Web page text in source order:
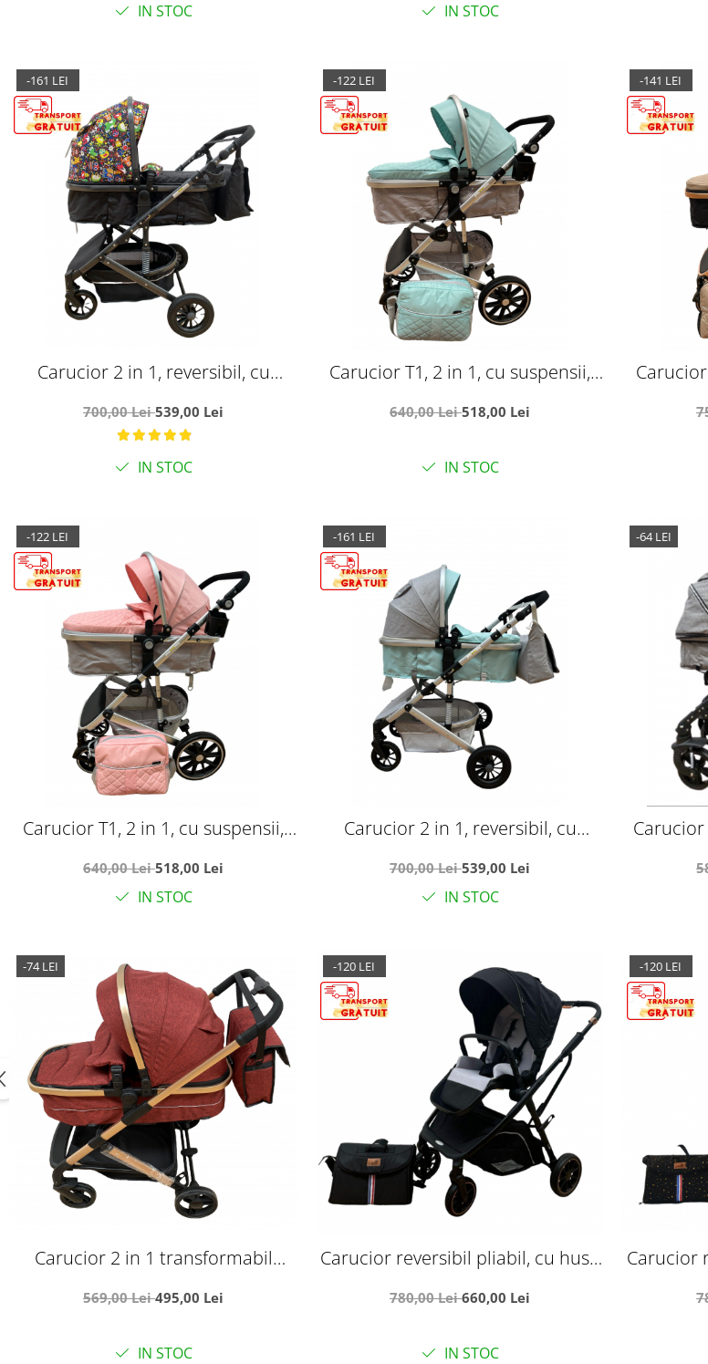
IN STOC IN STOC
-161 LEI
Carucior 2 in 1, reversibil, cu
700,00 Lei539,00 Lei
IN STOC
-122 LEI
Carucior T1, 2 in 1, cu suspensii,
640,00 Lei518,00 Lei
IN STOC
-141 LEI
-122 LEI
Carucior T1, 2 in 1, cu suspensii,
640,00 Lei518,00 Lei
IN STOC
-161 LEI
Carucior 2 in 1, reversibil, cu
700,00 Lei539,00 Lei
IN STOC
-64 LEI
-74 LEI
Carucior 2 in 1 transformabil
569,00 Lei495,00 Lei
IN STOC
-120 LEI
Carucior reversibil pliabil, cu husa
780,00 Lei660,00 Lei
IN STOC
-120 LEI
Carucior